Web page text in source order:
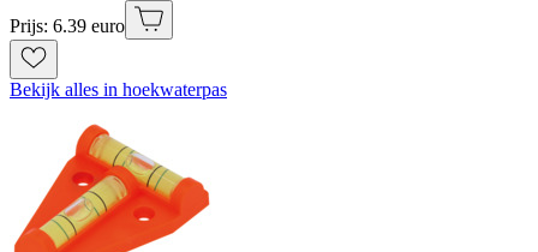
Prijs: 6.39 euro
Bekijk alles in hoekwaterpas